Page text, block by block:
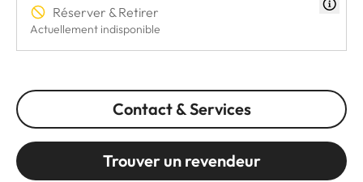
Réserver & Retirer
Actuellement indisponible
Contact & Services
Trouver un revendeur